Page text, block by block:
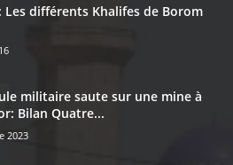
Les différents Khalifes de Borom
militaire saute sur une mine à
Bilan Quatre...
2023